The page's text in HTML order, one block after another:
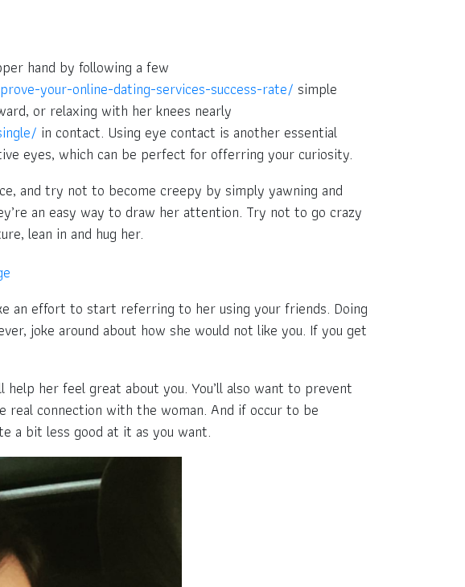
hand by following a few
your-online-dating-services-success-rate/ simple
or relaxing with her knees nearly
in contact. Using eye contact is another essential
eyes, which can be perfect for offerring your curiosity.
and try not to become creepy by simply yawning and
an easy way to draw her attention. Try not to go crazy
lean in and hug her.
an effort to start referring to her using your friends. Doing
joke around about how she would not like you. If you get
her feel great about you. You’ll also want to prevent
real connection with the woman. And if occur to be
a bit less good at it as you want.